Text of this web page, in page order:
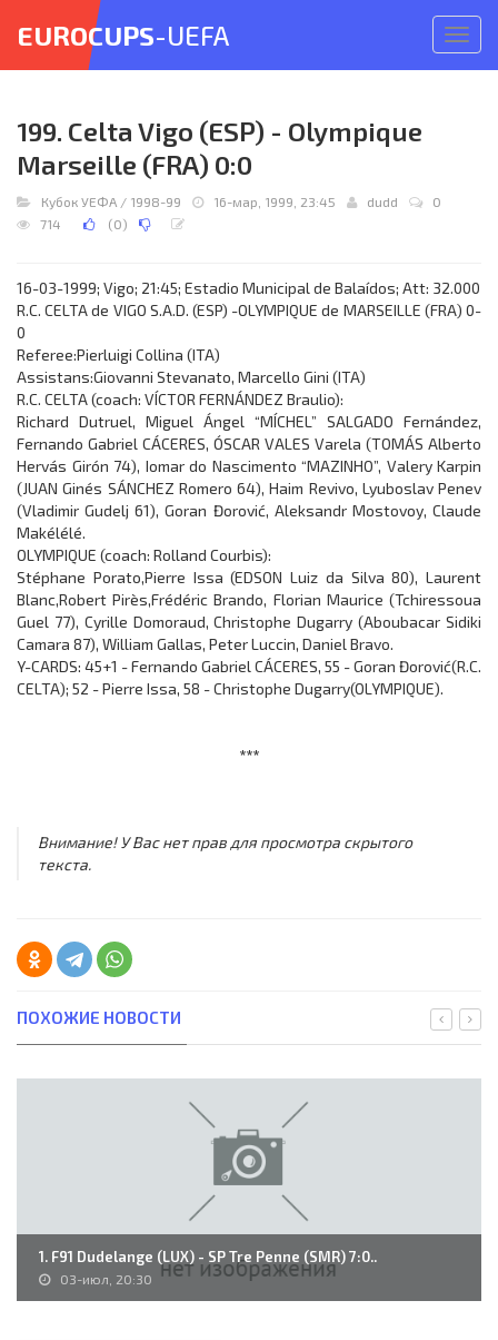
меню
EUROCUPS-UEFA
199. Celta Vigo (ESP) - Olympique
Marseille (FRA) 0:0
Кубок УЕФА / 1998-99 16-мар, 1999, 23:45 dudd
0
714
(0)
16-03-1999; Vigo; 21:45; Estadio Municipal de Balaídos; Att: 32.000
R.C. CELTA de VIGO S.A.D. (ESP) -OLYMPIQUE de MARSEILLE (FRA) 0-
0
Referee:Pierluigi Collina (ITA)
Assistans:Giovanni Stevanato, Marcello Gini (ITA)
R.C. CELTA (coach: VÍCTOR FERNÁNDEZ Braulio):
Richard Dutruel, Miguel Ángel “MÍCHEL” SALGADO Fernández,
Fernando Gabriel CÁCERES, ÓSCAR VALES Varela (TOMÁS Alberto
Hervás Girón 74), Iomar do Nascimento “MAZINHO”, Valery Karpin
(JUAN Ginés SÁNCHEZ Romero 64), Haim Revivo, Lyuboslav Penev
(Vladimir Gudelj 61), Goran Đorović, Aleksandr Mostovoy, Claude
Makélélé.
OLYMPIQUE (coach: Rolland Courbis):
Stéphane Porato,Pierre Issa (EDSON Luiz da Silva 80), Laurent
Blanc,Robert Pirès,Frédéric Brando, Florian Maurice (Tchiressoua
Guel 77), Cyrille Domoraud, Christophe Dugarry (Aboubacar Sidiki
Camara 87), William Gallas, Peter Luccin, Daniel Bravo.
Y-CARDS: 45+1 - Fernando Gabriel CÁCERES, 55 - Goran Đorović(R.C.
CELTA); 52 - Pierre Issa, 58 - Christophe Dugarry(OLYMPIQUE).
***
Внимание! У Вас нет прав для просмотра скрытого
текста.
ПОХОЖИЕ НОВОСТИ
1. F91 Dudelange (LUX) - SP Tre Penne (SMR) 7:0..
03-июл, 20:30